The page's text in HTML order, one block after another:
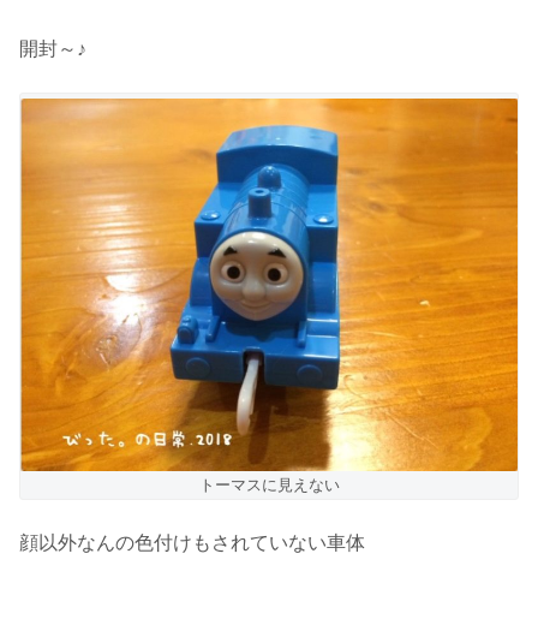
開封～♪
トーマスに見えない
顔以外なんの色付けもされていない車体